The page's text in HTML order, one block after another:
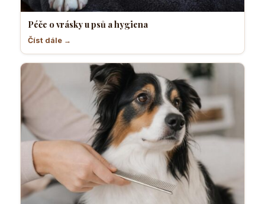
Péče o vrásky u psů a hygiena
Číst dále →